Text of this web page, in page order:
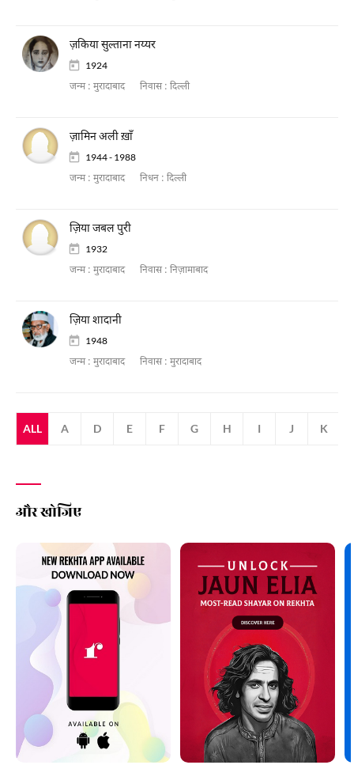
ज़किया सुल्ताना नय्यर
1924
जन्म : मुरादाबाद निवास : दिल्ली
ज़ामिन अली ख़ाँ
1944 - 1988
जन्म : मुरादाबाद निधन : दिल्ली
ज़िया जबल पुरी
1932
जन्म : मुरादाबाद निवास : निज़ामाबाद
ज़िया शादानी
1948
जन्म : मुरादाबाद निवास : मुरादाबाद
ALL A D E F G H I J K
और खोजिए